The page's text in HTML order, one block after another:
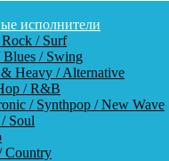
исполнители
/ Surf
Blues / Swing
Heavy / Alternative
/ R&B
/ Synthpop / New Wave
Soul
Country